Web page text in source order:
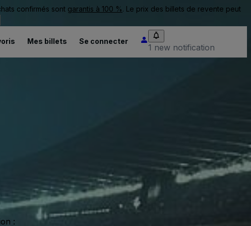
confirmés sont garantis à 100 %. Le prix des billets de revente peut
Mes billets Se connecter
1 new notification
: